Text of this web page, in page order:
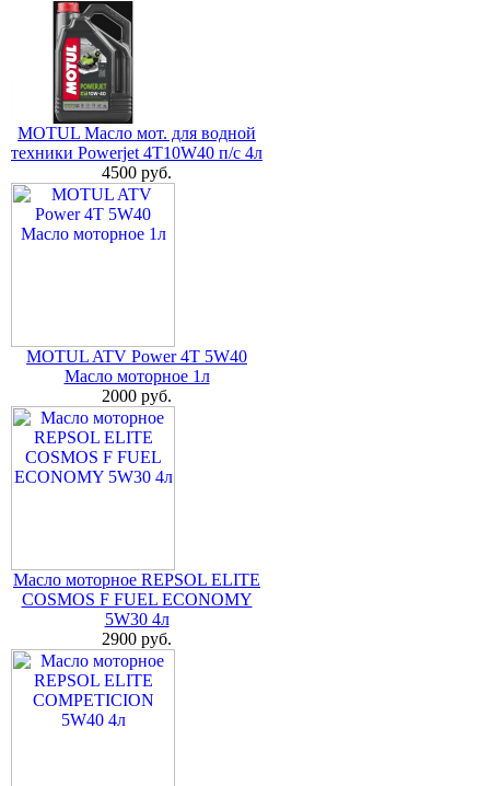
MOTUL Масло мот. для водной
техники Powerjet 4T10W40 п/с 4л
4500 руб.
MOTUL ATV Power 4T 5W40
Масло моторное 1л
2000 руб.
Масло моторное REPSOL ELITE
COSMOS F FUEL ECONOMY
5W30 4л
2900 руб.